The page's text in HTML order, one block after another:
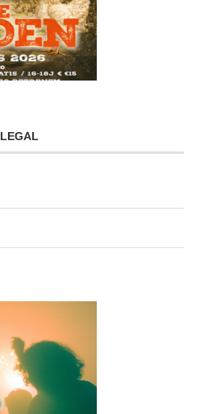
LEGAL